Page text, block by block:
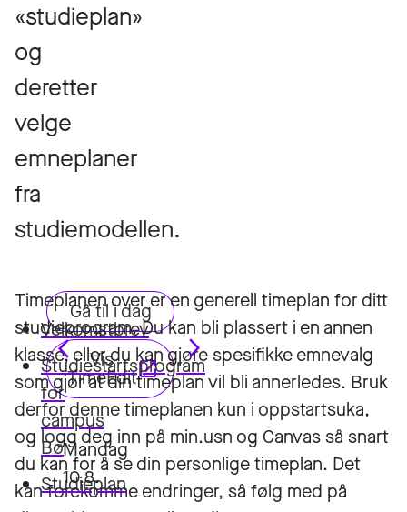
«studieplan»
og
deretter
velge
emneplaner
fra
studiemodellen.
Velkomstbrev
Studiestartsprogram
for
campus
Bø
Studieplan
Timeplanen over er en generell timeplan for ditt
studieprogram. Du kan bli plassert i en annen
klasse, eller du kan gjøre spesifikke emnevalg
som gjør at din timeplan vil bli annerledes. Bruk
derfor denne timeplanen kun i oppstartsuka,
og logg deg inn på min.usn og Canvas så snart
du kan for å se din personlige timeplan. Det
kan forekomme endringer, så følg med på